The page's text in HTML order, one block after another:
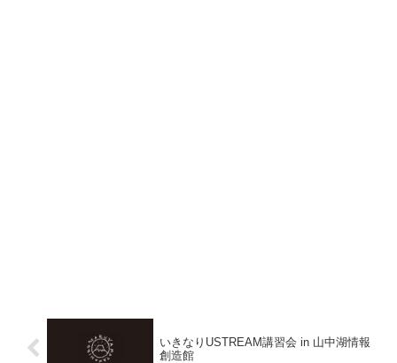
いきなりUSTREAM講習会 in 山中湖情報
創造館